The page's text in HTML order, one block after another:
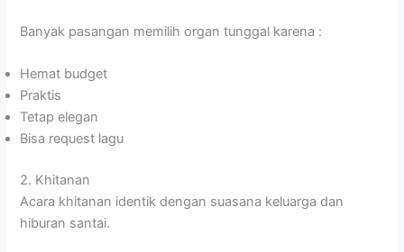
Banyak pasangan memilih organ tunggal karena :
Hemat budget
Praktis
Tetap elegan
Bisa request lagu
2. Khitanan
Acara khitanan identik dengan suasana keluarga dan
hiburan santai.